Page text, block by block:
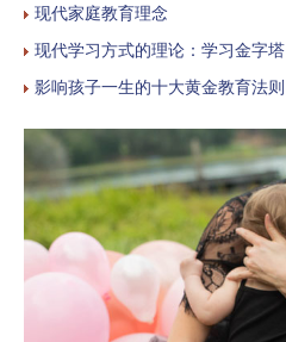
现代家庭教育理念
现代学习方式的理论：学习金字塔
影响孩子一生的十大黄金教育法则